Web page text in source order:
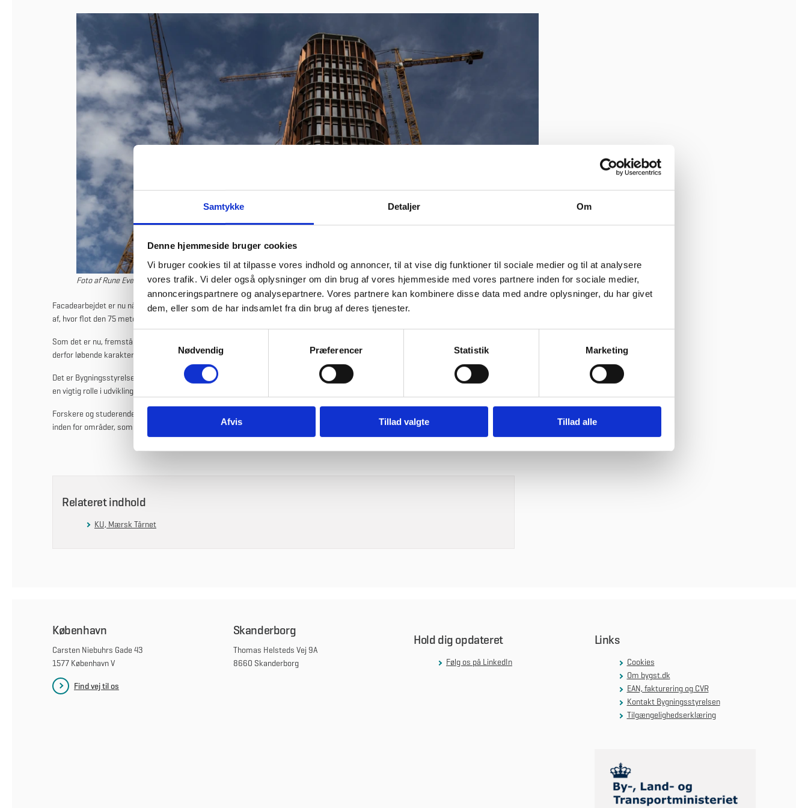
Samtykke Detaljer Om
Denne hjemmeside bruger cookies
Vi bruger cookies til at tilpasse vores indhold og annoncer, til at vise dig funktioner til sociale medier og til at analysere
vores trafik. Vi deler også oplysninger om din brug af vores hjemmeside med vores partnere inden for sociale medier,
annonceringspartnere og analysepartnere. Vores partnere kan kombinere disse data med andre oplysninger, du har givet
dem, eller som de har indsamlet fra din brug af deres tjenester.
t
y
v
Nødvendig Præferencer Statistik Marketing
Afvis Tillad valgte Tillad alle
Foto af Rune Evensen
Facadearbejdet er nu nået til tops, og kobberelementerne dækker nu bygningens facader hele vejen op, og man får nu det fulde indtryk
af, hvor flot den 75 meter høje bygning bliver.
Som det er nu, fremstår kobberet nyt og skinnende, men inden længe begynder facadeelementerne at blive korroderede og skifter
derfor løbende karakter og farve.
Det er Bygningsstyrelsen, der opfører Mærsk Bygningen, med hjælp fra en flot donation fra A.P. Møller Fonden. Mærsk Bygningen spiller
en vigtig rolle i udviklingen af
Forskere og studerende fra Det Sundhedsvidenskabelig Fakultet bliver de fremtidige brugere af bygningen. De vil udføre frontforskning
inden for områder, som er afgørende for fremtidens behandling af kræft, demens, sukkersyge, hjertesygdomme og allergi.
Relateret indhold
KU, Mærsk Tårnet
København
Carsten Niebuhrs Gade 43
1577 København V
Find vej til os
Skanderborg
Thomas Helsteds Vej 9A
8660 Skanderborg
Hold dig opdateret
Følg os på LinkedIn
Links
Cookies
Om bygst.dk
EAN, fakturering og CVR
Kontakt Bygningsstyrelsen
Tilgængelighedserklæring